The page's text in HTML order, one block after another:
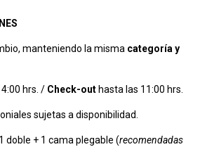
manteniendo la misma categoría y
hrs. / Check-out hasta las 11:00 hrs.
sujetas a disponibilidad.
doble + 1 cama plegable (recomendadas